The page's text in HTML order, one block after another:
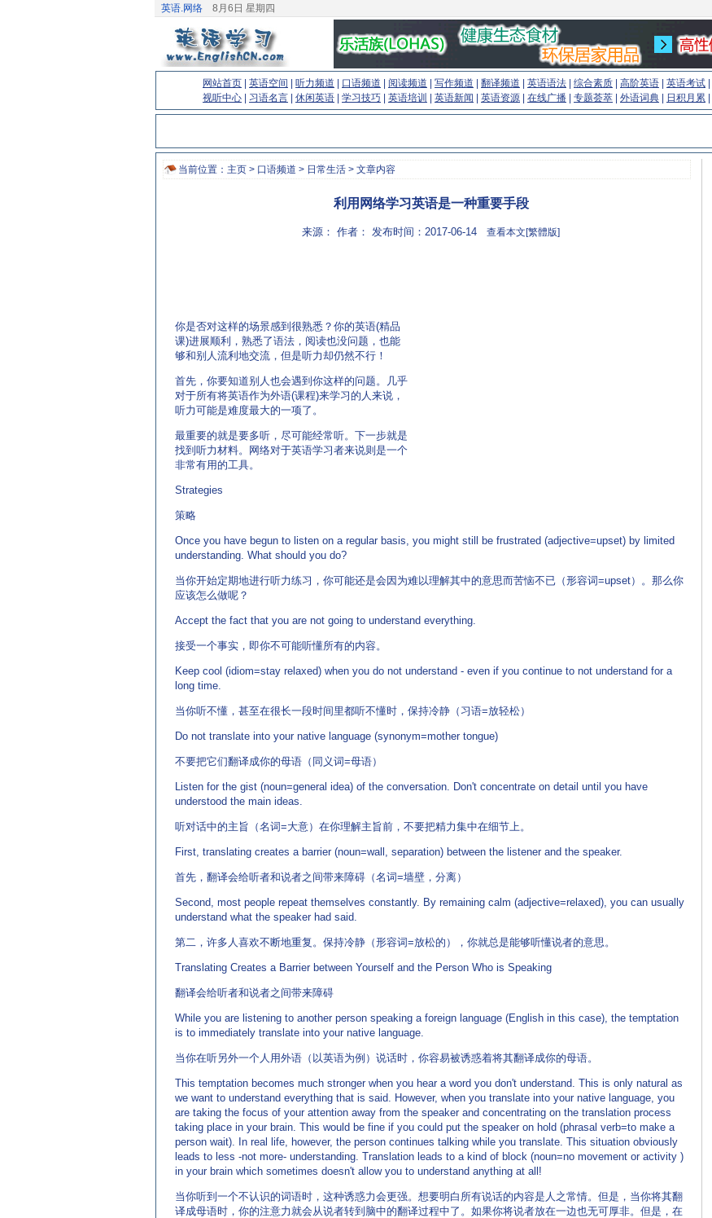
英语.网络 8月6日 星期四
网站首页 英语空间 听力频道 口语频道 阅读频道 写作频道 翻译频道 英语语法 综合素质 高阶英语 英语考试
视听中心
习语名言 休闲英语 学习技巧 英语培训 英语新闻 英语资源 在线广播 专题荟萃 外语词典 日积月累
当前位置： 主页 > 口语频道 > 日常生活 > 文章内容
利用网络学习英语是一种重要手段
来源： 作者： 发布时间：2017-06-14 查看本文[繁體版]
你是否对这样的场景感到很熟悉？你的英语(精品
课)进展顺利，熟悉了语法，阅读也没问题，也能
够和别人流利地交流，但是听力却仍然不行！
首先，你要知道别人也会遇到你这样的问题。几乎
对于所有将英语作为外语(课程)来学习的人来说，
听力可能是难度最大的一项了。
最重要的就是要多听，尽可能经常听。下一步就是
找到听力材料。网络对于英语学习者来说则是一个
非常有用的工具。
Strategies
策略
Once you have begun to listen on a regular basis, you might still be frustrated (adjective=upset) by limited
understanding. What should you do?
当你开始定期地进行听力练习，你可能还是会因为难以理解其中的意思而苦恼不已（形容词=upset）。那么你
应该怎么做呢？
Accept the fact that you are not going to understand everything.
接受一个事实，即你不可能听懂所有的内容。
Keep cool (idiom=stay relaxed) when you do not understand - even if you continue to not understand for a
long time.
当你听不懂，甚至在很长一段时间里都听不懂时，保持冷静（习语=放轻松）
Do not translate into your native language (synonym=mother tongue)
不要把它们翻译成你的母语（同义词=母语）
Listen for the gist (noun=general idea) of the conversation. Don't concentrate on detail until you have
understood the main ideas.
听对话中的主旨（名词=大意）在你理解主旨前，不要把精力集中在细节上。
First, translating creates a barrier (noun=wall, separation) between the listener and the speaker.
首先，翻译会给听者和说者之间带来障碍（名词=墙壁，分离）
Second, most people repeat themselves constantly. By remaining calm (adjective=relaxed), you can usually
understand what the speaker had said.
第二，许多人喜欢不断地重复。保持冷静（形容词=放松的），你就总是能够听懂说者的意思。
Translating Creates a Barrier between Yourself and the Person Who is Speaking
翻译会给听者和说者之间带来障碍
While you are listening to another person speaking a foreign language (English in this case), the temptation
is to immediately translate into your native language.
当你在听另外一个人用外语（以英语为例）说话时，你容易被诱惑着将其翻译成你的母语。
This temptation becomes much stronger when you hear a word you don't understand. This is only natural as
we want to understand everything that is said. However, when you translate into your native language, you
are taking the focus of your attention away from the speaker and concentrating on the translation process
taking place in your brain. This would be fine if you could put the speaker on hold (phrasal verb=to make a
person wait). In real life, however, the person continues talking while you translate. This situation obviously
leads to less -not more- understanding. Translation leads to a kind of block (noun=no movement or activity )
in your brain which sometimes doesn't allow you to understand anything at all!
当你听到一个不认识的词语时，这种诱惑力会更强。想要明白所有说话的内容是人之常情。但是，当你将其翻
译成母语时，你的注意力就会从说者转到脑中的翻译过程中了。如果你将说者放在一边也无可厚非。但是，在